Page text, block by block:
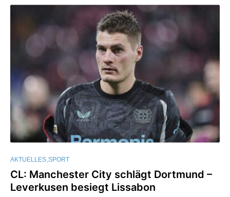
AKTUELLES SPORT
CL: Manchester City schlägt Dortmund –
Leverkusen besiegt Lissabon